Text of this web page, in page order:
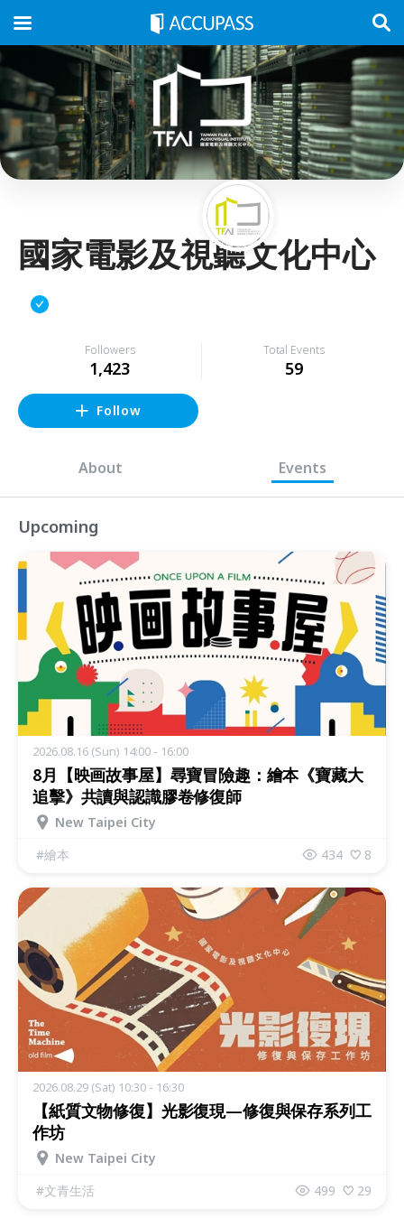
國家電影及視聽文化中心
Followers
1,423
Total Events
59
Follow
About Events
Upcoming
2026.08.16 (Sun) 14:00 - 16:00
8月【映画故事屋】尋寶冒險趣：繪本《寶藏大
追擊》共讀與認識膠卷修復師
New Taipei City
#繪本 434 8
2026.08.29 (Sat) 10:30 - 16:30
【紙質文物修復】光影復現—修復與保存系列工
作坊
New Taipei City
#文青生活 499 29